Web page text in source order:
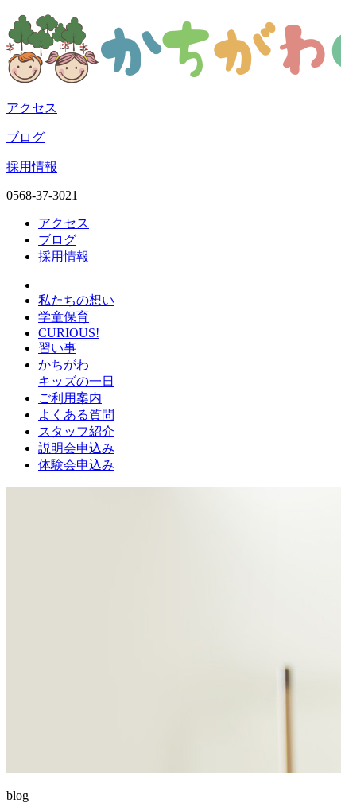
アクセス
ブログ
採用情報
0568-37-3021
アクセス
ブログ
採用情報
私たちの想い
学童保育
CURIOUS!
習い事
かちがわ
キッズの一日
ご利用案内
よくある質問
スタッフ紹介
説明会申込み
体験会申込み
blog